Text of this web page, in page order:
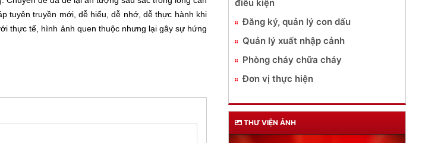
tuyên truyền mới, dễ hiểu, dễ nhớ, dễ thực hành khi
thực tế, hình ảnh quen thuộc nhưng lại gây sự hứng
điều kiện
Đăng ký, quản lý con dấu
Quản lý xuất nhập cảnh
Phòng cháy chữa cháy
Đơn vị thực hiện
THƯ VIỆN ẢNH